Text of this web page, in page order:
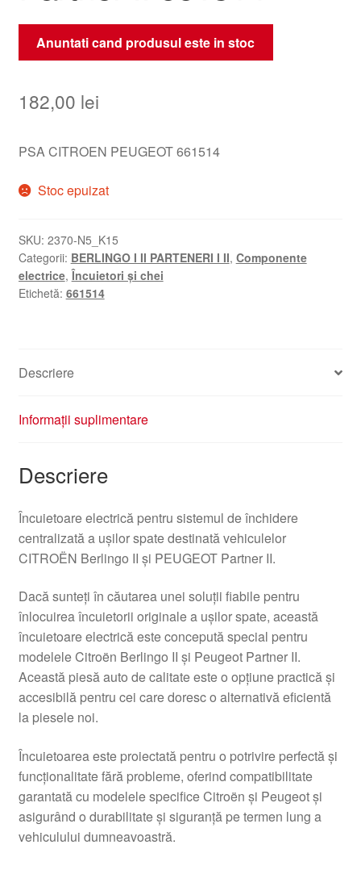
Anuntati cand produsul este in stoc
182,00 lei
PSA CITROEN PEUGEOT 661514
Stoc epuizat
SKU: 2370-N5_K15
Categorii: BERLINGO I II PARTENERI I II, Componente
electrice,Încuietori și chei
Etichetă: 661514
Descriere
Informații suplimentare
Descriere
Încuietoare electrică pentru sistemul de închidere
centralizată a uşilor spate destinată vehiculelor
CITROËN Berlingo II şi PEUGEOT Partner II.
Dacă sunteţi în căutarea unei soluţii fiabile pentru
înlocuirea încuietorii originale a uşilor spate, această
încuietoare electrică este concepută special pentru
modelele Citroën Berlingo II şi Peugeot Partner II.
Această piesă auto de calitate este o opţiune practică şi
accesibilă pentru cei care doresc o alternativă eficientă
la piesele noi.
Încuietoarea este proiectată pentru o potrivire perfectă şi
funcţionalitate fără probleme, oferind compatibilitate
garantată cu modelele specifice Citroën şi Peugeot şi
asigurând o durabilitate şi siguranţă pe termen lung a
vehiculului dumneavoastră.